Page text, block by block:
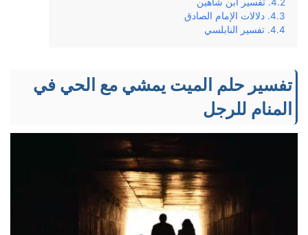
دلالات الإمام الصادق
تفسير النابلسي
تفسير حلم الميت يمشي مع الحي في
المنام للرجل